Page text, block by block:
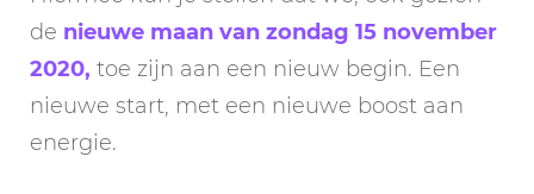
de nieuwe maan van zondag 15 november
2020, toe zijn aan een nieuw begin. Een
nieuwe start, met een nieuwe boost aan
energie.